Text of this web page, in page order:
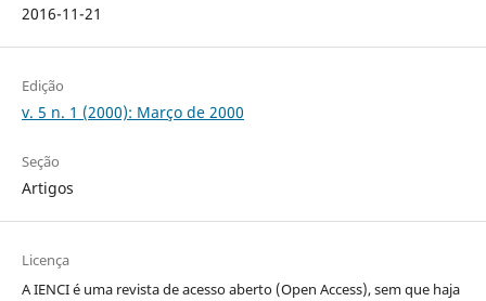
2016-11-21
Edição
v. 5 n. 1 (2000): Março de 2000
Seção
Artigos
Licença
A IENCI é uma revista de acesso aberto (Open Access), sem que haja